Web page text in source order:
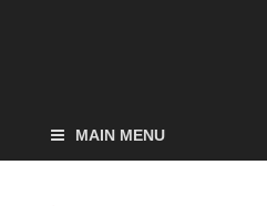
MAIN MENU